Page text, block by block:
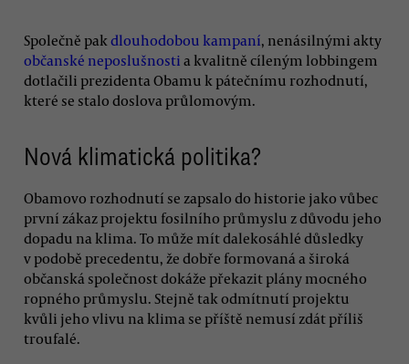
Společně pak dlouhodobou kampaní, nenásilnými akty
občanské neposlušnosti a kvalitně cíleným lobbingem
dotlačili prezidenta Obamu k pátečnímu rozhodnutí,
které se stalo doslova průlomovým.
Nová klimatická politika?
Obamovo rozhodnutí se zapsalo do historie jako vůbec
první zákaz projektu fosilního průmyslu z důvodu jeho
dopadu na klima. To může mít dalekosáhlé důsledky
v podobě precedentu, že dobře formovaná a široká
občanská společnost dokáže překazit plány mocného
ropného průmyslu. Stejně tak odmítnutí projektu
kvůli jeho vlivu na klima se příště nemusí zdát příliš
troufalé.